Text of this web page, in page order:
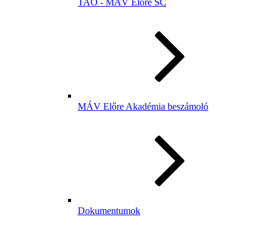
TAO - MÁV Előre SC
MÁV Előre Akadémia beszámoló
Dokumentumok